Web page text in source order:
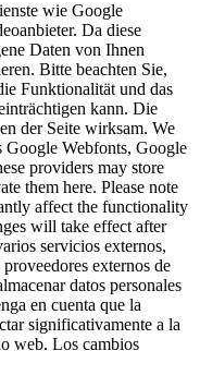
wie Google
Da diese
Daten von Ihnen
Bitte beachten Sie,
Funktionalität und das
kann. Die
der Seite wirksam. We
Google Webfonts, Google
providers may store
them here. Please note
affect the functionality
will take effect after
servicios externos,
externos de
datos personales
en cuenta que la
significativamente a la
web. Los cambios